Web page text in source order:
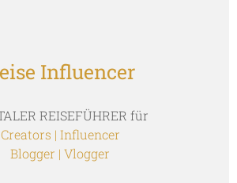
Influencer
REISEFÜHRER für
Creators | Influencer
Blogger | Vlogger